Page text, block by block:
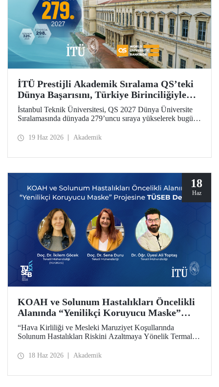
İTÜ Prestijli Akademik Sıralama QS’teki
Dünya Başarısını, Türkiye Birinciliğiyle
Taçlandırdı
İstanbul Teknik Üniversitesi, QS 2027 Dünya Üniversite
Sıralamasında dünyada 279’uncu sıraya yükselerek bugüne
sıralamaya giren 25 üniversite arasında ilk sırada yer aldı.
19 Haz 2026 Akademik
18
Haz
KOAH ve Solunum Hastalıkları Öncelikli
Alanında “Yenilikçi Koruyucu Maske”
Projesine TÜSEB Desteği
“Hava Kirliliği ve Mesleki Maruziyet Koşullarında
Solunum Hastalıkları Riskini Azaltmaya Yönelik Termal
Sisteminin Geliştirilmesi” başlıklı proje, Türkiye Sağlık
18 Haz 2026 Akademik